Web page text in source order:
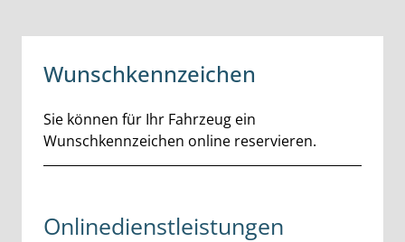
Wunschkennzeichen
Kurzbeschreibung
Sie können für Ihr Fahrzeug ein
Wunschkennzeichen online reservieren.
Onlinedienstleistungen